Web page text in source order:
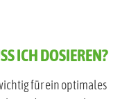
ICH DOSIEREN?
für ein optimales